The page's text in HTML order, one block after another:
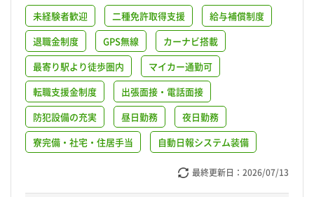
未経験者歓迎 二種免許取得支援
給与補償制度
退職金制度
GPS無線
カーナビ搭載
最寄り駅より徒歩圏内
マイカー通勤可
転職支援金制度
出張面接・電話面接
防犯設備の充実
昼日勤務
夜日勤務
寮完備・社宅・住居手当
自動日報システム装備
最終更新日： 2026/07/13